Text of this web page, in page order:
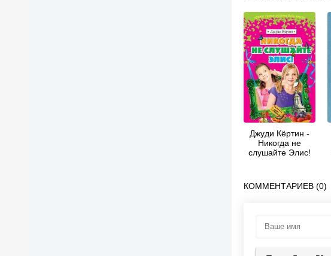
Джуди Кёртин -
Никогда не
слушайте Элис!
КОММЕНТАРИЕВ (0)